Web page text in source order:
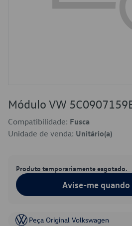
Módulo VW
Compatibilidade: Fusca
Unidade de venda: Unitário(a)
Produto temporariamente esgotado.
Avise-me quando
Peça Original Volkswagen